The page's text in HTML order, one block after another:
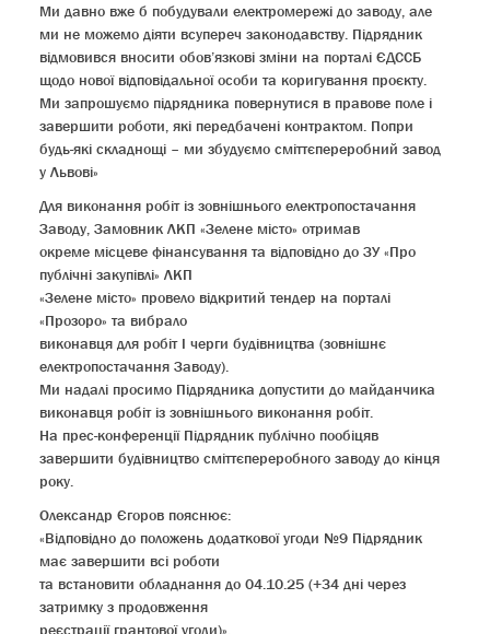
Ми давно вже б побудували електромережі до заводу, але
ми не можемо діяти всупереч законодавству. Підрядник
відмовився вносити обов’язкові зміни на порталі ЄДССБ
щодо нової відповідальної особи та коригування проєкту.
Ми запрошуємо підрядника повернутися в правове поле і
завершити роботи, які передбачені контрактом. Попри
будь-які складнощі – ми збудуємо сміттєпереробний завод
у Львові»
Для виконання робіт із зовнішнього електропостачання
Заводу, Замовник ЛКП «Зелене місто» отримав
окреме місцеве фінансування та відповідно до ЗУ «Про
публічні закупівлі» ЛКП
«Зелене місто» провело відкритий тендер на порталі
«Прозоро» та вибрало
виконавця для робіт І черги будівництва (зовнішнє
електропостачання Заводу).
Ми надалі просимо Підрядника допустити до майданчика
виконавця робіт із зовнішнього виконання робіт.
На прес-конференції Підрядник публічно пообіцяв
завершити будівництво сміттєпереробного заводу до кінця
року.
Олександр Єгоров пояснює:
«Відповідно до положень додаткової угоди №9 Підрядник
має завершити всі роботи
та встановити обладнання до 04.10.25 (+34 дні через
затримку з продовження
реєстрації грантової угоди)».